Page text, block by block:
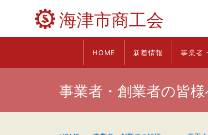
海津市商工会
HOME 新着情報 事業者
事業者・創業者の皆様